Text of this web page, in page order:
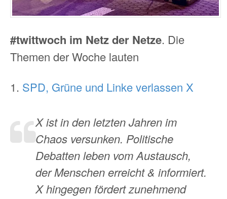
#twittwoch im Netz der Netze. Die
Themen der Woche lauten
1. SPD, Grüne und Linke verlassen X
X ist in den letzten Jahren im
Chaos versunken. Politische
Debatten leben vom Austausch,
der Menschen erreicht & informiert.
X hingegen fördert zunehmend